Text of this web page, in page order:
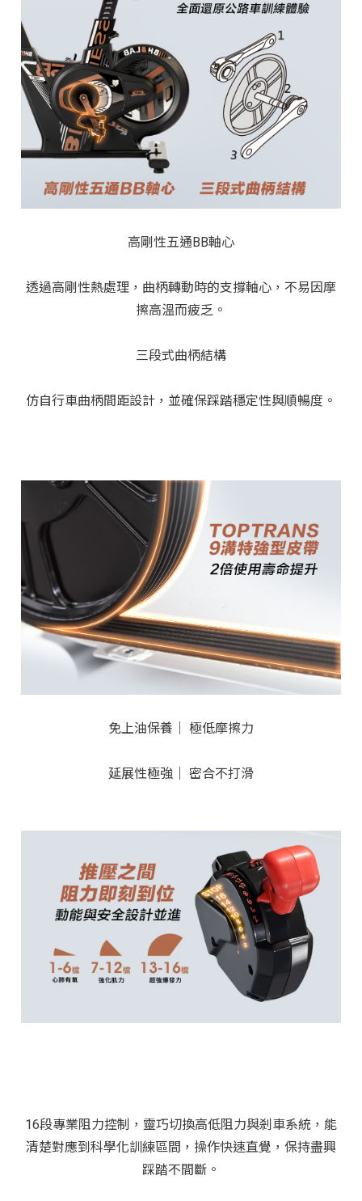
高剛性五通BB軸心
透過高剛性熱處理，曲柄轉動時的支撐軸心，不易因摩
擦高溫而疲乏。
三段式曲柄結構
仿自行車曲柄間距設計，並確保踩踏穩定性與順暢度。
免上油保養｜ 極低摩擦力
延展性極強｜ 密合不打滑
16段專業阻力控制，靈巧切換高低阻力與剎車系統，能
清楚對應到科學化訓練區間，操作快速直覺，保持盡興
踩踏不間斷。